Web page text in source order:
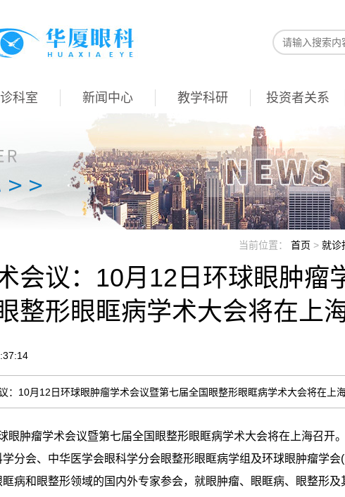
科室 新闻中心 教学科研 投资者关系
当前位置： 首页 > 就诊
会议：10月12日环球眼肿瘤
整形眼眶病学术大会将在上
：10月12日环球眼肿瘤学术会议暨第七届全国眼整形眼眶病学术大会将在上
肿瘤学术会议暨第七届全国眼整形眼眶病学术大会将在上海召开
分会、中华医学会眼科学分会眼整形眼眶病学组及环球眼肿瘤学会
和眼整形领域的国内外专家参会，就眼肿瘤、眼眶病、眼整形及